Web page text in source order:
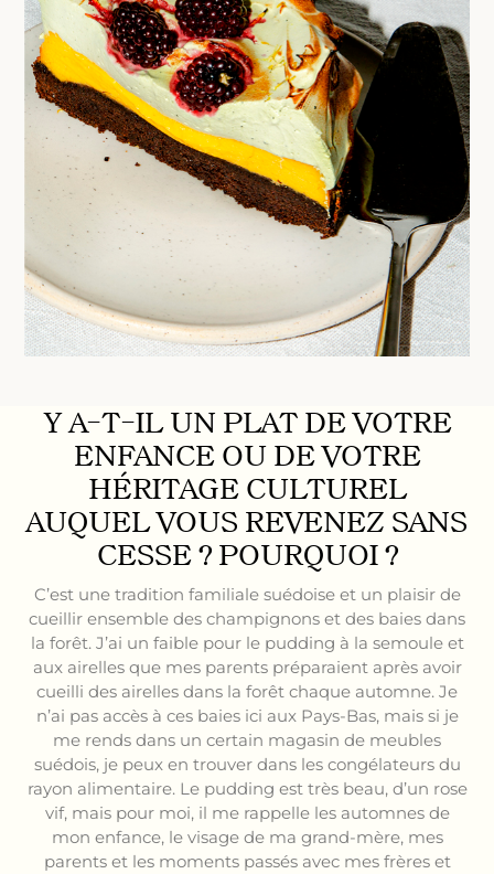
Y A-T-IL UN PLAT DE VOTRE
ENFANCE OU DE VOTRE
HÉRITAGE CULTUREL
AUQUEL VOUS REVENEZ SANS
CESSE ? POURQUOI ?
C’est une tradition familiale suédoise et un plaisir de
cueillir ensemble des champignons et des baies dans
la forêt. J’ai un faible pour le pudding à la semoule et
aux airelles que mes parents préparaient après avoir
cueilli des airelles dans la forêt chaque automne. Je
n’ai pas accès à ces baies ici aux Pays-Bas, mais si je
me rends dans un certain magasin de meubles
suédois, je peux en trouver dans les congélateurs du
rayon alimentaire. Le pudding est très beau, d’un rose
vif, mais pour moi, il me rappelle les automnes de
mon enfance, le visage de ma grand-mère, mes
parents et les moments passés avec mes frères et